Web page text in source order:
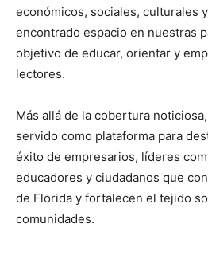
económicos, sociales, culturales
encontrado espacio en nuestras
objetivo de educar, orientar y
lectores.
Más allá de la cobertura
servido como plataforma para
éxito de empresarios, líderes
educadores y ciudadanos que
de Florida y fortalecen el tejido
comunidades.